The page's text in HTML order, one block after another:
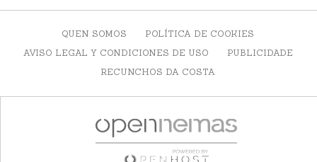
QUEN SOMOS
POLÍTICA DE COOKIES
AVISO LEGAL Y CONDICIONES DE USO
PUBLICIDADE
RECUNCHOS DA COSTA